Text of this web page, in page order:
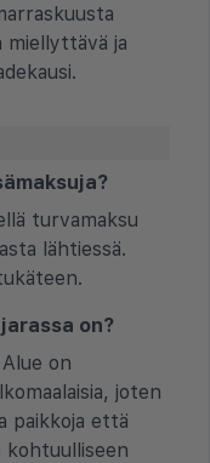
miellyttävä ja
turvamaksu
lähtiessä.
on?
on
joten
paikkoja että
kohtuulliseen